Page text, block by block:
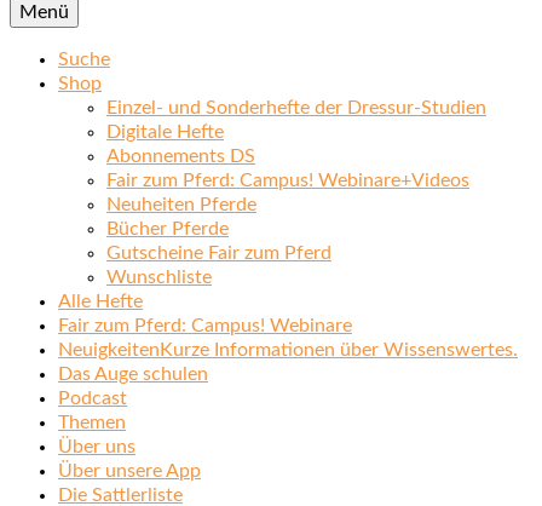
Menü
Suche
Shop
Einzel- und Sonderhefte der Dressur-Studien
Digitale Hefte
Abonnements DS
Fair zum Pferd: Campus! Webinare+Videos
Neuheiten Pferde
Bücher Pferde
Gutscheine Fair zum Pferd
Wunschliste
Alle Hefte
Fair zum Pferd: Campus! Webinare
Neuigkeiten Kurze Informationen über Wissenswertes.
Das Auge schulen
Podcast
Themen
Über uns
Über unsere App
Die Sattlerliste